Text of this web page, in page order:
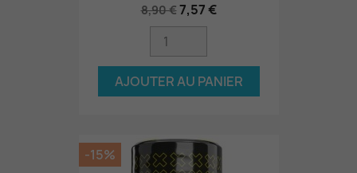
8,90 €7,57 €
AJOUTER AU PANIER
-15%